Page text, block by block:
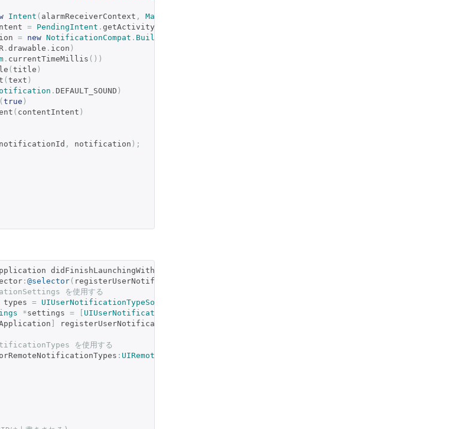
Intent ( alarmReceiverContext , MainActivity
= PendingIntent . getActivity
= new NotificationCompat . Builder
R . drawable . icon )
. currentTimeMillis ())
( title )
( text )
. DEFAULT_SOUND )
( true )
( contentIntent )
notificationId , notification );
didFinishLaunchingWithOptions
: @selector( registerUserNotificationSettings
を使用する
types = UIUserNotificationTypeSound
*settings = UIUserNotificationSettings
registerUserNotificationSettings
を使用する
: UIRemoteNotificationTypeSound